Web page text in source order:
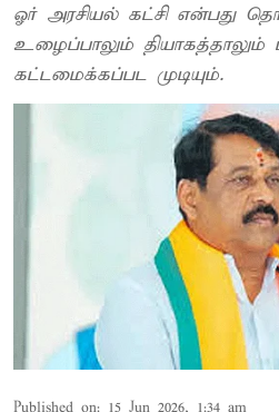
ஓர் அரசியல் கட்சி என்பது
உழைப்பாலும் தியாகத்தாலும்
கட்டமைக்கப்பட முடியும்.
Published on: 15 Jun 2026, 1:34 am